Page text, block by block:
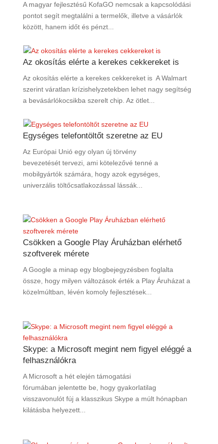
A magyar fejlesztésű KofaGO nemcsak a kapcsolódási
pontot segít megtalálni a termelők, illetve a vásárlók
között, hanem időt és pénzt...
Az okosítás elérte a kerekes cekkereket is
Az okosítás elérte a kerekes cekkereket is A Walmart
szerint váratlan krízishelyzetekben lehet nagy segítség
a bevásárlókocsikba szerelt chip. Az ötlet...
Egységes telefontöltőt szeretne az EU
Az Európai Unió egy olyan új törvény
bevezetését tervezi, ami kötelezővé tenné a
mobilgyártók számára, hogy azok egységes,
univerzális töltőcsatlakozással lássák...
Csökken a Google Play Áruházban elérhető
szoftverek mérete
A Google a minap egy blogbejegyzésben foglalta
össze, hogy milyen változások érték a Play Áruházat a
közelmúltban, lévén komoly fejlesztések...
Skype: a Microsoft megint nem figyel eléggé a
felhasználókra
A Microsoft a hét elején támogatási
fórumában jelentette be, hogy gyakorlatilag
visszavonulót fúj a klasszikus Skype a múlt hónapban
kilátásba helyezett...